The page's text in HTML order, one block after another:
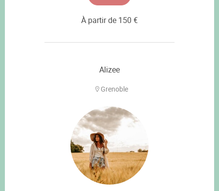
À partir de 150 €
Alizee
Grenoble